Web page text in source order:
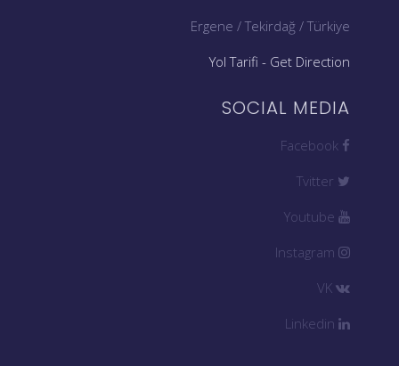
Ergene / Tekirdağ / Türkiye
Yol Tarifi - Get Direction
SOCIAL MEDIA